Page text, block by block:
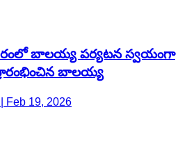
బాలయ్య పర్యటన స్వయంగా
బాలయ్య
Feb 19, 2026